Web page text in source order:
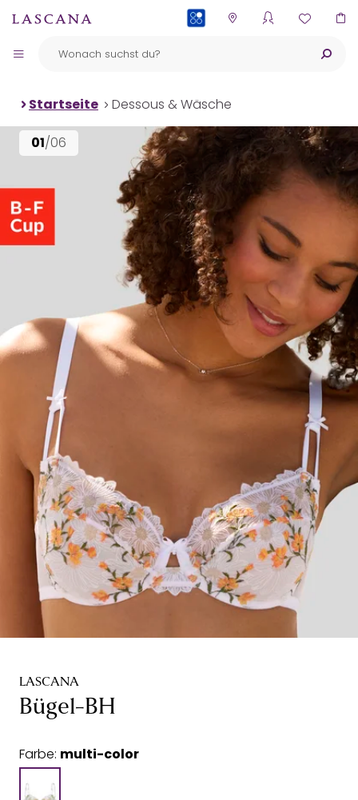
Startseite Dessous & Wäsche
01/06
LASCANA
Bügel-BH
Farbe: multi-color